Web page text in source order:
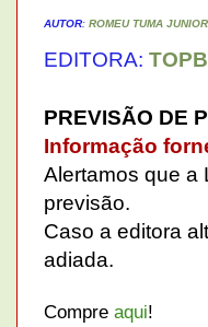
AUTOR: ROMEU TUMA JUNIOR
EDITORA:
PREVISÃO DE
Informação
Alertamos que a
previsão.
Caso a editora
adiada.
Compre aqui!